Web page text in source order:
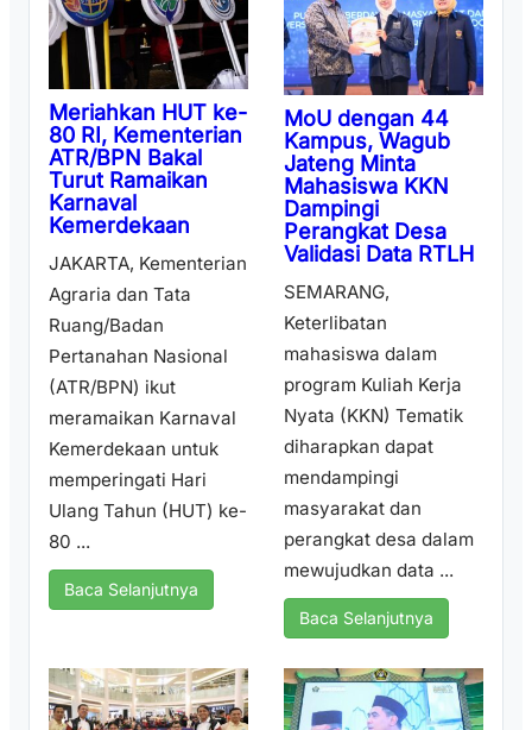
Meriahkan HUT ke-
80 RI, Kementerian
ATR/BPN Bakal
Turut Ramaikan
Karnaval
Kemerdekaan
JAKARTA, Kementerian
Agraria dan Tata
Ruang/Badan
Pertanahan Nasional
(ATR/BPN) ikut
meramaikan Karnaval
Kemerdekaan untuk
memperingati Hari
Ulang Tahun (HUT) ke-
80 ...
Baca Selanjutnya
MoU dengan 44
Kampus, Wagub
Jateng Minta
Mahasiswa KKN
Dampingi
Perangkat Desa
Validasi Data RTLH
SEMARANG,
Keterlibatan
mahasiswa dalam
program Kuliah Kerja
Nyata (KKN) Tematik
diharapkan dapat
mendampingi
masyarakat dan
perangkat desa dalam
mewujudkan data ...
Baca Selanjutnya